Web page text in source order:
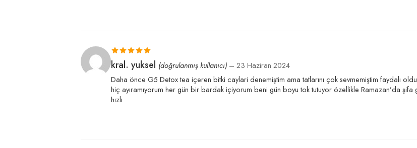
5 üzerinden
5 oy aldı
kral. yuksel (doğrulanmış kullanıcı) – 23 Haziran 2024
Daha önce G5 Detox tea içeren bitki caylari denemiştim ama tatlarını çok sevmemiştim faydalı
hiç ayıramıyorum her gün bir bardak içiyorum beni gün boyu tok tutuyor özellikle Ramazan’da
hızlı